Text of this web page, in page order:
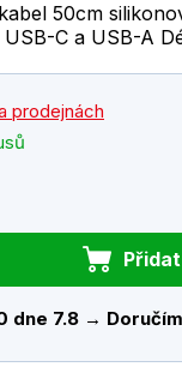
50cm
C a USB-A
prodejnách
dne 7.8 →